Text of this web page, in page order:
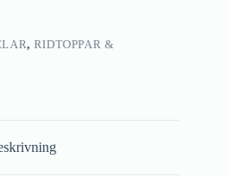
, RIDTOPPAR &